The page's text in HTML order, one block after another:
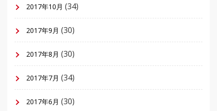
2017年10月 (34)
2017年9月 (30)
2017年8月 (30)
2017年7月 (34)
2017年6月 (30)